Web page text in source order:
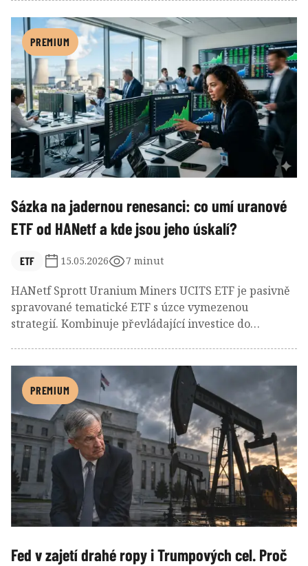
příležitostí a vyhodnocování tržní, ekonomické i
geopolitické situace. Každá z obou samostatných cest
má jiné náklady, rizika i psychologické nároky.
Rozhodnutí, kterou zvolit, by měl investor učinit podle
toho, zda chce být spíše pronajímatelem, nebo
portfolio manažerem vlastních peněz.
PREMIUM
Sázka na jadernou renesanci: co umí uranové
ETF od HANetf a kde jsou jeho úskalí?
ETF 15.05.2026 7 minut
HANetf Sprott Uranium Miners UCITS ETF je pasivně
spravované tematické ETF s úzce vymezenou
strategií. Kombinuje převládající investice do
celosvětového oživení zájmu o jadernou energii díky
zesílené snaze řady zemí starat se o svou
energetickou bezpečnost. Tyto charakteristiky z něj
dělají unikátní produkt s výrazným potenciálem
růstu, ale i vysokou volatilitou kvůli sektorově značně
koncentrovanému portfoliu nebo měnovému riziku.
PREMIUM
Fed v zajetí drahé ropy i Trumpových cel. Proč